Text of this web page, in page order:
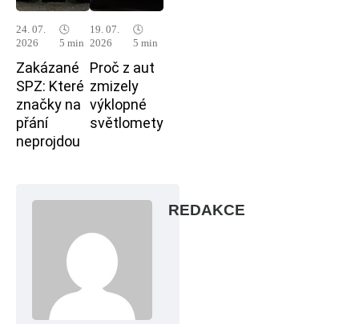
24. 07.
2026
🕓
5 min
Zakázané
SPZ: Které
značky na
přání
neprojdou
19. 07.
2026
🕓
5 min
Proč z aut
zmizely
výklopné
světlomety
REDAKCE